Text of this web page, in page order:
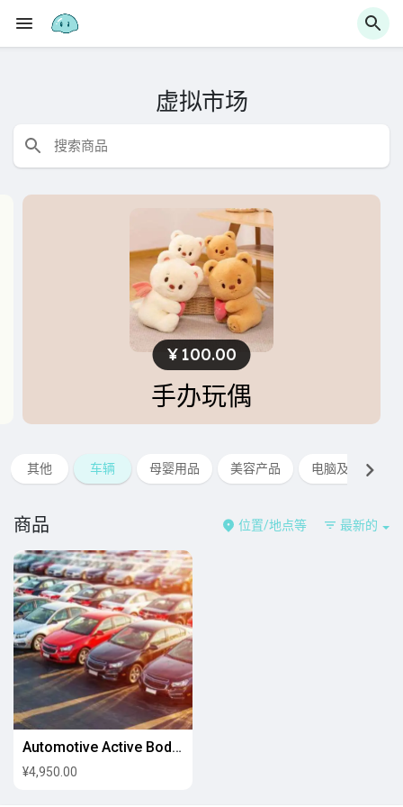
虚拟市场
手办玩偶
¥100.00
其他 车辆 母婴用品 美容产品 电脑及周边
商品 位置/地点等 最新的
Automotive Active Body Panels
¥4,950.00